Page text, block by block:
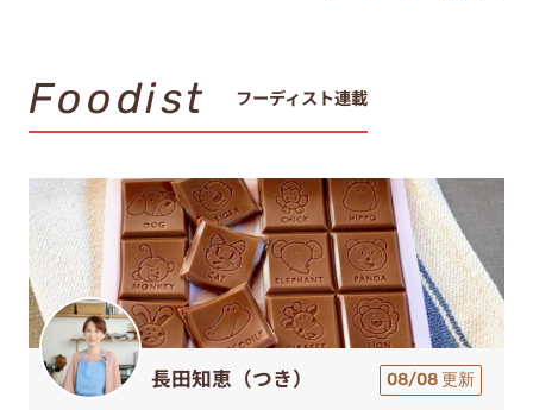
Foodist フーディスト連載
長田知恵（つき） 08/08 更新